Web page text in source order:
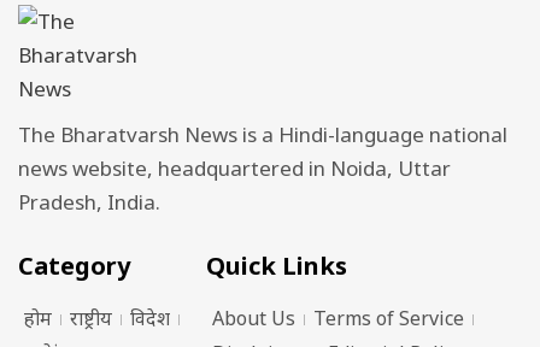
The Bharatvarsh News is a Hindi-language national
news website, headquartered in Noida, Uttar
Pradesh, India.
Category
होम राष्ट्रीय
विदेश
Quick Links
About Us
Terms of Service